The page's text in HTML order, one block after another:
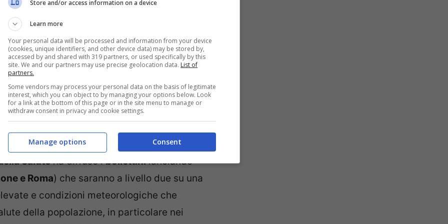
2018: cosa ci aspetta
previste. Allarme del Ministero
i suoi effetti già da domani
14 luglio che avremo gli effetti peggiori di
Saluteha diffuso ibollettinilanciando
e Roma) che saranno a livello due su una
e condizioni meteorologiche che
della popolazione, in particolare nei
Store and/or access information on a device
Learn more
Your personal data will be processed and information from your device
(cookies, unique identifiers, and other device data) may be stored by,
accessed by and shared with 319 partners, or used specifically by this
site. We and our partners may use precise geolocation data. List of
partners.
Some vendors may process your personal data on the basis of legitimate
interest, which you can object to by managing your options below. Look
for a link at the bottom of this page or in the site menu to manage or
withdraw consent in privacy and cookie settings.
Consent
Manage options